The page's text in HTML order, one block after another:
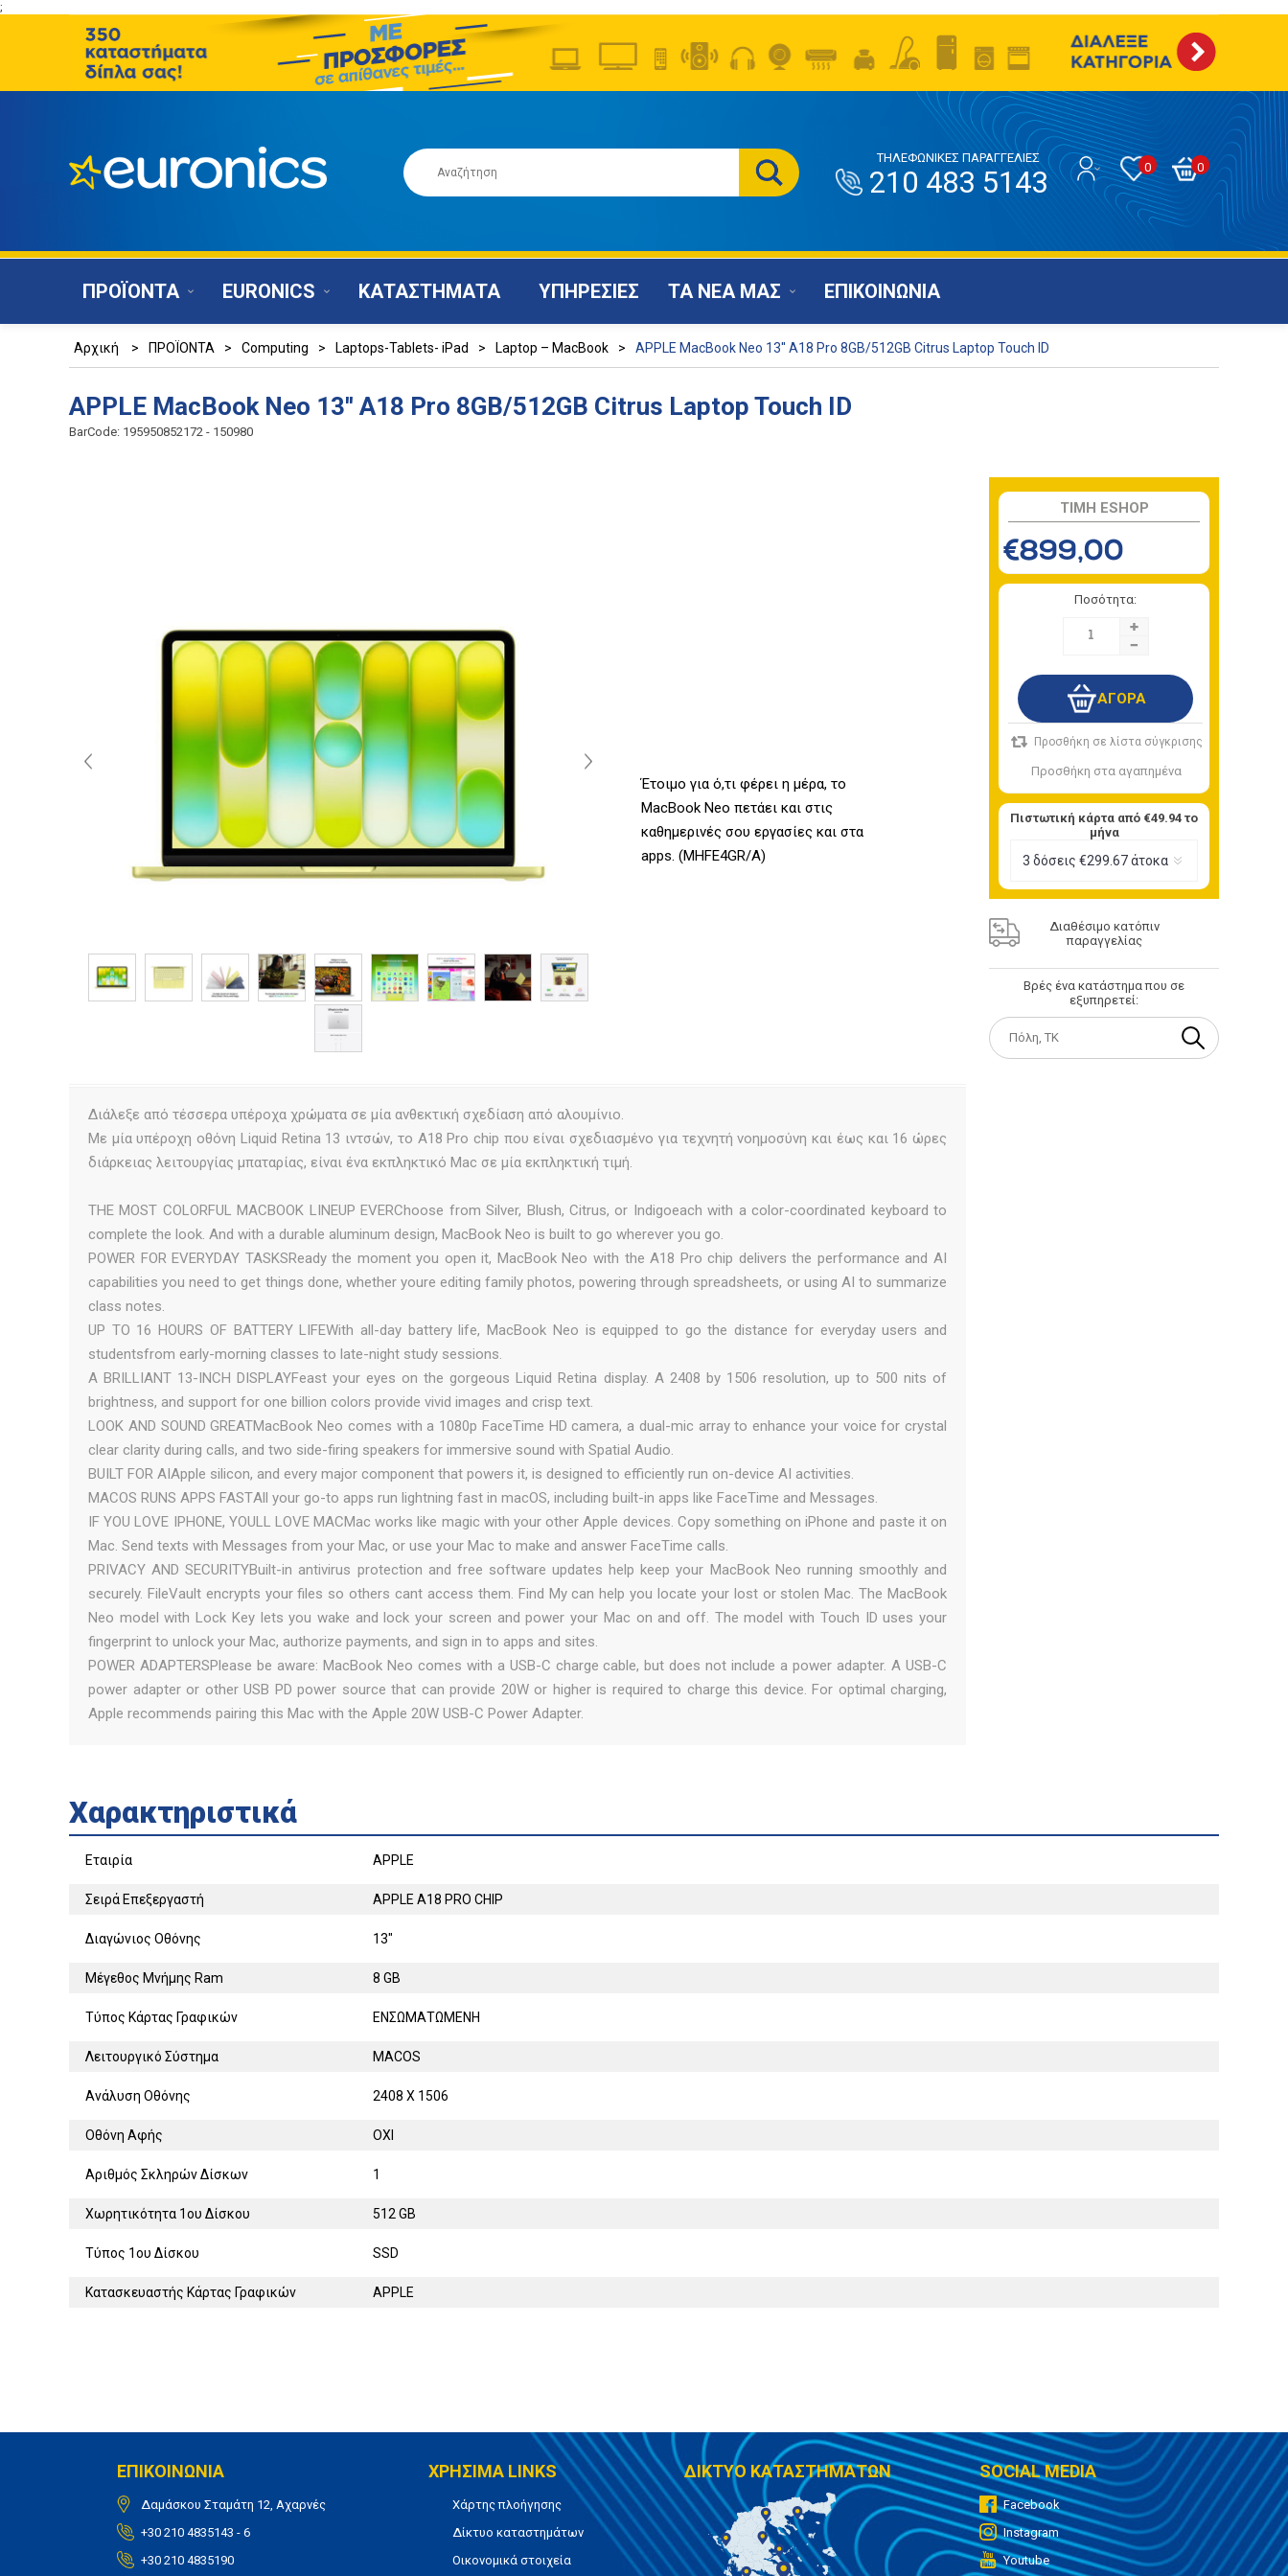
;
0
0
ΤΗΛΕΦΩΝΙΚΕΣ ΠΑΡΑΓΓΕΛΙΕΣ
210 483 5143
ΠΡΟΪΟΝΤΑ EURONICS ΚΑΤΑΣΤΗΜΑΤΑ ΥΠΗΡΕΣΙΕΣ ΤΑ ΝΕΑ ΜΑΣ ΕΠΙΚΟΙΝΩΝΙΑ
Αρχική > ΠΡΟΪΟΝΤΑ > Computing > Laptops-Tablets- iPad > Laptop – MacBook > APPLE MacBook Neo 13'' A18 Pro 8GB/512GB Citrus Laptop Touch ID
APPLE MacBook Neo 13'' A18 Pro 8GB/512GB Citrus Laptop Touch ID
BarCode: 195950852172 - 150980
Έτοιμο για ό,τι φέρει η μέρα, το
MacBook Neo πετάει και στις
καθημερινές σου εργασίες και στα
apps. (MHFE4GR/A)
Διάλεξε από τέσσερα υπέροχα χρώματα σε μία ανθεκτική σχεδίαση από αλουμίνιο.
Με μία υπέροχη οθόνη Liquid Retina 13 ιντσών, το A18 Pro chip που είναι σχεδιασμένο για τεχνητή νοημοσύνη και έως και 16 ώρες
διάρκειας λειτουργίας μπαταρίας, είναι ένα εκπληκτικό Mac σε μία εκπληκτική τιμή.
THE MOST COLORFUL MACBOOK LINEUP EVERChoose from Silver, Blush, Citrus, or Indigoeach with a color-coordinated keyboard to
complete the look. And with a durable aluminum design, MacBook Neo is built to go wherever you go.
POWER FOR EVERYDAY TASKSReady the moment you open it, MacBook Neo with the A18 Pro chip delivers the performance and AI
capabilities you need to get things done, whether youre editing family photos, powering through spreadsheets, or using AI to summarize
class notes.
UP TO 16 HOURS OF BATTERY LIFEWith all-day battery life, MacBook Neo is equipped to go the distance for everyday users and
studentsfrom early-morning classes to late-night study sessions.
A BRILLIANT 13-INCH DISPLAYFeast your eyes on the gorgeous Liquid Retina display. A 2408 by 1506 resolution, up to 500 nits of
brightness, and support for one billion colors provide vivid images and crisp text.
LOOK AND SOUND GREATMacBook Neo comes with a 1080p FaceTime HD camera, a dual-mic array to enhance your voice for crystal
clear clarity during calls, and two side-firing speakers for immersive sound with Spatial Audio.
BUILT FOR AIApple silicon, and every major component that powers it, is designed to efficiently run on-device AI activities.
MACOS RUNS APPS FASTAll your go-to apps run lightning fast in macOS, including built-in apps like FaceTime and Messages.
IF YOU LOVE IPHONE, YOULL LOVE MACMac works like magic with your other Apple devices. Copy something on iPhone and paste it on
Mac. Send texts with Messages from your Mac, or use your Mac to make and answer FaceTime calls.
PRIVACY AND SECURITYBuilt-in antivirus protection and free software updates help keep your MacBook Neo running smoothly and
securely. FileVault encrypts your files so others cant access them. Find My can help you locate your lost or stolen Mac. The MacBook
Neo model with Lock Key lets you wake and lock your screen and power your Mac on and off. The model with Touch ID uses your
fingerprint to unlock your Mac, authorize payments, and sign in to apps and sites.
POWER ADAPTERSPlease be aware: MacBook Neo comes with a USB-C charge cable, but does not include a power adapter. A USB-C
power adapter or other USB PD power source that can provide 20W or higher is required to charge this device. For optimal charging,
Apple recommends pairing this Mac with the Apple 20W USB-C Power Adapter.
TIMH ESHOP
€899,00
Ποσότητα:
+
-
Πιστωτική κάρτα από €49.94 το
μήνα
Διαθέσιμο κατόπιν
παραγγελίας
Βρές ένα κατάστημα που σε
εξυπηρετεί:
Χαρακτηριστικά
Εταιρία APPLE
Σειρά Επεξεργαστή APPLE A18 PRO CHIP
Διαγώνιος Οθόνης 13"
Μέγεθος Μνήμης Ram 8 GB
Τύπος Κάρτας Γραφικών ΕΝΣΩΜΑΤΩΜΕΝΗ
Λειτουργικό Σύστημα MACOS
Ανάλυση Οθόνης 2408 X 1506
Οθόνη Αφής ΟΧΙ
Αριθμός Σκληρών Δίσκων 1
Χωρητικότητα 1ου Δίσκου 512 GB
Τύπος 1ου Δίσκου SSD
Κατασκευαστής Κάρτας Γραφικών APPLE
ΕΠΙΚΟΙΝΩΝΙΑ
Δαμάσκου Σταμάτη 12, Αχαρνές
+30 210 4835143 - 6
+30 210 4835190
ΧΡΗΣΙΜΑ LINKS
Χάρτης πλοήγησης
Δίκτυο καταστημάτων
Οικονομικά στοιχεία
ΔΙΚΤΥΟ ΚΑΤΑΣΤΗΜΑΤΩΝ SOCIAL MEDIA
Facebook
Instagram
Youtube